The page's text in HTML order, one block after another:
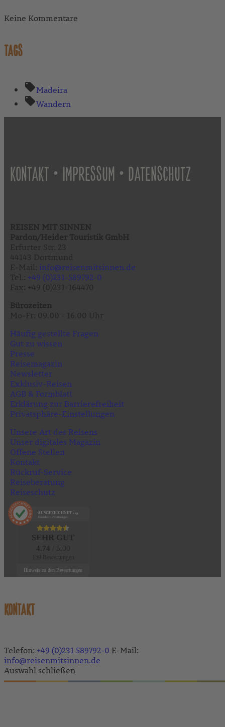
Keine Kommentare
TAGS
Madeira
Wandern
KONTAKT • IMPRESSUM • DATENSCHUTZ
info@reisenmitsinnen.de
+49 (0)231-589792-0
Häufig gestellte Fragen
Gut zu wissen
Presse
Reisemagazin
Newsletter
Exklusiv-Reisen
AGB & Formblatt
Erklärung zur Barrierefreiheit
Privatsphäre-Einstellungen
Unsere Art des Reisens
Unser digitales Magazin
Offene Stellen
Kontakt
Rückruf-Service
Reiseberatung
Reiseschutz
AUSGEZEICHNET .org
Kundenbewertungen
Hinweis zu den Bewertungen
KONTAKT
Telefon: +49 (0)231 589792-0 E-Mail:
info@reisenmitsinnen.de
Auswahl schließen